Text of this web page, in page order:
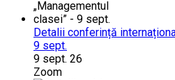
Detalii conferință
9 sept.
9 sept. 26
Zoom